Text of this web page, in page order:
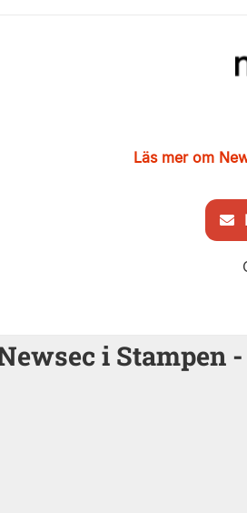
Läs mer om
i Stampen -